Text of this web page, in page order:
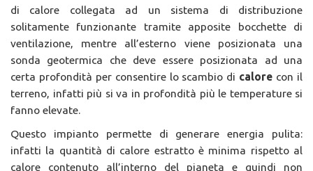
di calore collegata ad un sistema di distribuzione
solitamente funzionante tramite apposite bocchette di
ventilazione, mentre all’esterno viene posizionata una
sonda geotermica che deve essere posizionata ad una
certa profondità per consentire lo scambio di calore con il
terreno, infatti più si va in profondità più le temperature si
fanno elevate.
Questo impianto permette di generare energia pulita:
infatti la quantità di calore estratto è minima rispetto al
calore contenuto all’interno del pianeta e quindi non